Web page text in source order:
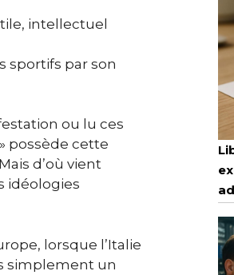
intellectuel
sportifs par son
ou lu ces
possède cette
d’où vient
idéologies
lorsque l’Italie
simplement un